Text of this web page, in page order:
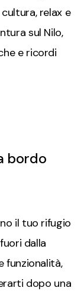
relax e
sul Nilo,
e ricordi
bordo
il tuo rifugio
dalla
funzionalità,
dopo una